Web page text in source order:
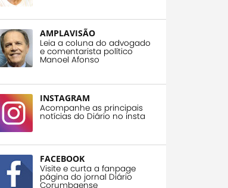
AMPLAVISÃO
Leia a coluna do advogado
e comentarista político
Manoel Afonso
INSTAGRAM
Acompanhe as principais
notícias do Diário no insta
FACEBOOK
Visite e curta a fanpage
página do jornal Diário
Corumbaense